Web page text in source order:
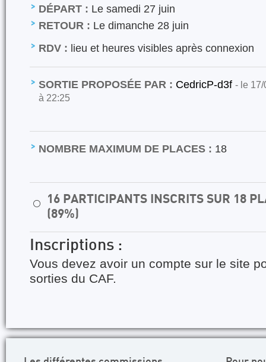
DÉPART : Le samedi 27 juin
RETOUR : Le dimanche 28 juin
RDV : lieu et heures visibles après connexion
SORTIE PROPOSÉE PAR : CedricP-d3f - le
à 22:25
NOMBRE MAXIMUM DE PLACES : 18
⚪
16 PARTICIPANTS INSCRITS SUR 18
(89%)
Inscriptions :
Vous devez avoir un compte sur le site
sorties du CAF.